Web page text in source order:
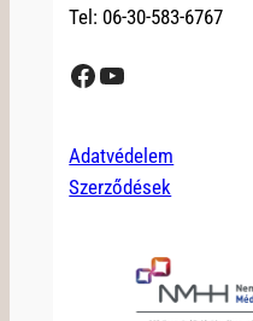
Tel: 06-30-583-6767
Facebook YouTube
Adatvédelem
Szerződések